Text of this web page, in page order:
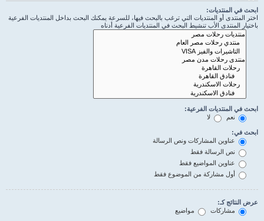
ابحث في المنتديات:
اختر المنتدى أو المنتديات التي ترغب بالبحث فيها، للسرعة يمكنك البحث بداخل المنتديات الفرعية
باختيار المنتدى الأب تنشيط البحث في المنتديات الفرعية أدناه
ابحث في المنتديات الفرعية:
نعم
لا
ابحث في:
عناوين المشاركات ونص الرسالة
نص الرسالة فقط
عناوين المواضيع فقط
أول مشاركة من الموضوع فقط
عرض النتائج كـ:
مشاركات
مواضيع